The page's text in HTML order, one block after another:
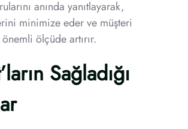
anında yanıtlayarak,
minimize eder ve müşteri
ölçüde artırır.
Sağladığı